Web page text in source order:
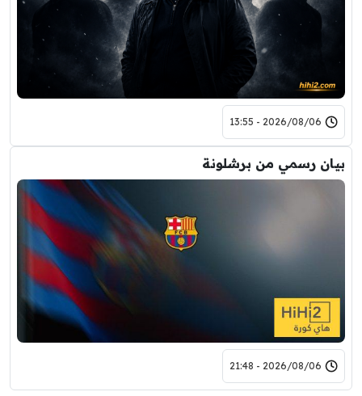
2026/08/06 - 13:55
بيان رسمي من برشلونة
2026/08/06 - 21:48